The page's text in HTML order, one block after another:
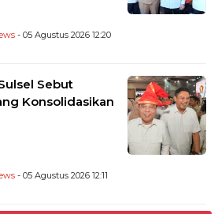
- 05 Agustus 2026 12:20
Sebut
Konsolidasikan
- 05 Agustus 2026 12:11